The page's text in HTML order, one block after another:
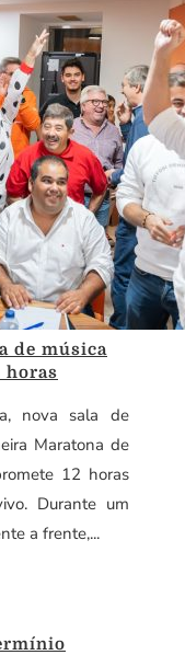
de música
horas
nova sala de
Maratona de
12 horas
Durante um
a frente,...